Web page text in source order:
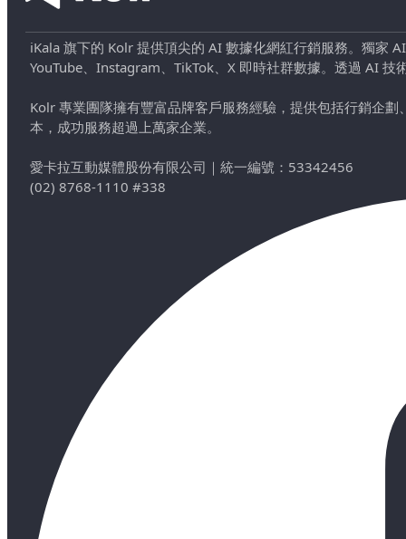
iKala 旗下的 Kolr 提供頂尖的 AI 數據化網紅行銷服務。獨家
YouTube、Instagram、TikTok、X 即時社群數據。透過 AI
Kolr 專業團隊擁有豐富品牌客戶服務經驗，提供包括行銷企
本，成功服務超過上萬家企業。
愛卡拉互動媒體股份有限公司 ｜ 統一編號：53342456
(02) 8768-1110 #338